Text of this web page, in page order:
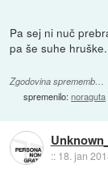
Pa sej ni nuč
pa še suhe hruške.
Zgodovina sprememb…
spremenilo:noraguta
:: 18. jan